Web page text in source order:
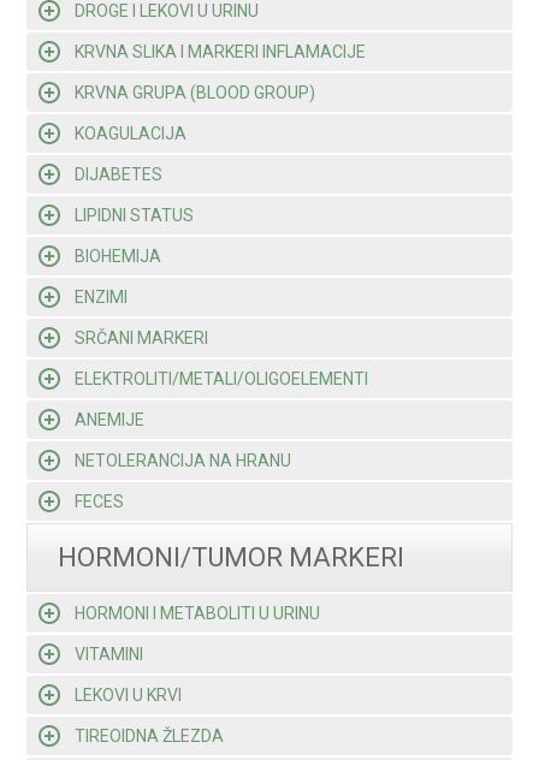
DROGE I LEKOVI U URINU
KRVNA SLIKA I MARKERI INFLAMACIJE
KRVNA GRUPA (BLOOD GROUP)
KOAGULACIJA
DIJABETES
LIPIDNI STATUS
BIOHEMIJA
ENZIMI
SRČANI MARKERI
ELEKTROLITI/METALI/OLIGOELEMENTI
ANEMIJE
NETOLERANCIJA NA HRANU
FECES
HORMONI/TUMOR MARKERI
HORMONI I METABOLITI U URINU
VITAMINI
LEKOVI U KRVI
TIREOIDNA ŽLEZDA